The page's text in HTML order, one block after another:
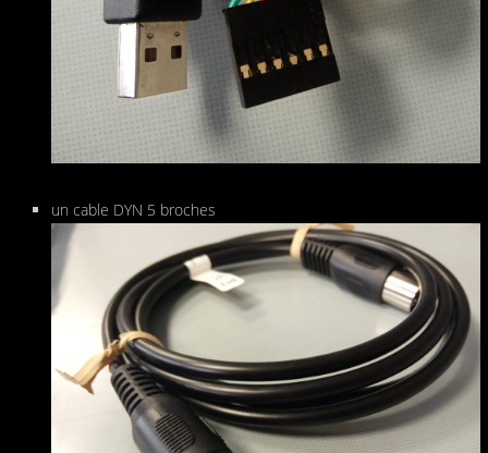
un cable DYN 5 broches